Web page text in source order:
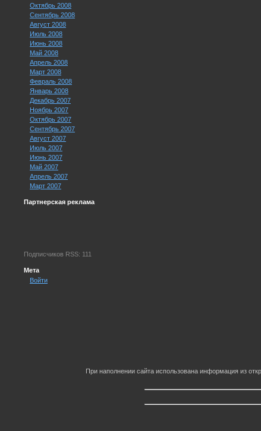
Октябрь 2008
Сентябрь 2008
Август 2008
Июль 2008
Июнь 2008
Май 2008
Апрель 2008
Март 2008
Февраль 2008
Январь 2008
Декабрь 2007
Ноябрь 2007
Октябрь 2007
Сентябрь 2007
Август 2007
Июль 2007
Июнь 2007
Май 2007
Апрель 2007
Март 2007
Партнерская реклама
Подписчиков RSS: 111
Мета
Войти
При наполнении сайта использована информация из